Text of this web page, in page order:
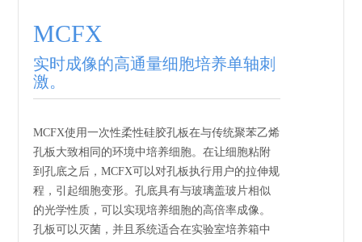
MCFX
实时成像的高通量细胞培养单轴刺
激。
MCFX使用一次性柔性硅胶孔板在与传统聚苯乙烯
孔板大致相同的环境中培养细胞。在让细胞粘附
到孔底之后，MCFX可以对孔板执行用户的拉伸规
程，引起细胞变形。孔底具有与玻璃盖玻片相似
的光学性质，可以实现培养细胞的高倍率成像。
孔板可以灭菌，并且系统适合在实验室培养箱中